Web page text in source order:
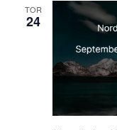
TOR
24